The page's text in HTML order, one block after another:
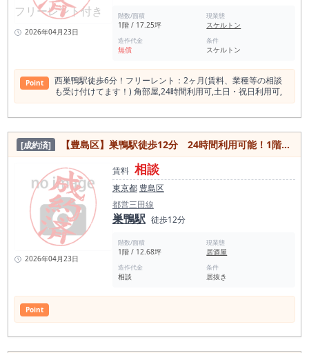
2026年04月23日
階数/面積
1階 / 17.25坪
現業態
スケルトン
造作代金
無償
条件
スケルトン
Point
西巣鴨駅徒歩6分！フリーレント：2ヶ⽉(賃料、業種等の相談
も受け付けてます！) ⾓部屋,24時間利⽤可,⼟⽇・祝⽇利⽤可,
[成約済] 【豊島区】巣鴨駅徒歩12分 24時間利用可能！1階路面で内装美麗な居抜き物件
2026年04月23日
賃料 相談
東京都 豊島区
都営三田線
巣鴨駅 徒歩12分
階数/面積
1階 / 12.68坪
現業態
居酒屋
造作代金
相談
条件
居抜き
Point